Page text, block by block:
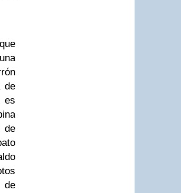
de
es
de
de